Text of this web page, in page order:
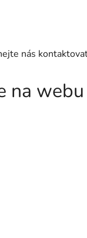
nás
na webu